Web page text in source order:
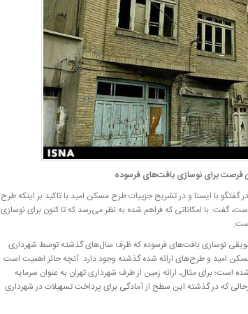
فرصت برای نوسازی بافت‌های فرسوده
با ایسنا و در تشریح جزییات طرح مسکن امید با تاکید بر اینکه طرح
گفت: با امکاناتی که فراهم شده به نظر می‌رسد که تا کنون برای نوسازی
نوسازی بافت‌های فرسوده که ظرف سال‌های گذشته توسط شهرداری
امید و طرح‌های ارائه شده گذشته وجود دارد. آنچه حائز اهمیت است
است؛ برای مثال، ارائه زمین از طرف شهرداری تهران به عنوان سرمایه
که در گذشته این سطح از آمادگی برای پرداخت تسهیلات در شهرداری